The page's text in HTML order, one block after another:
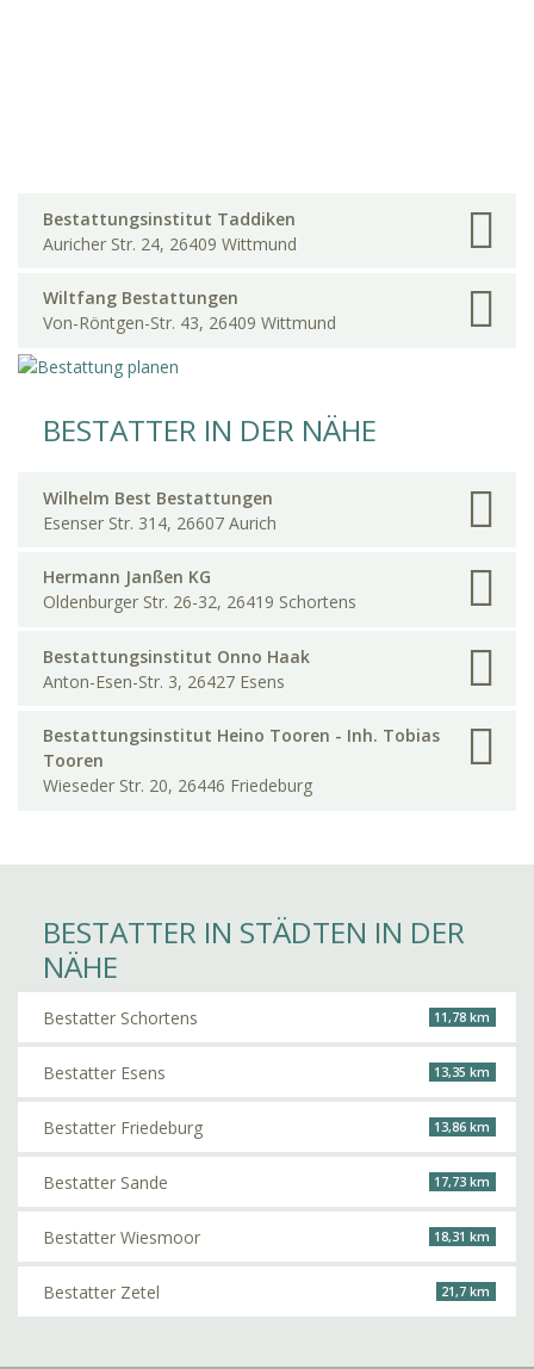
Bestattungsinstitut Taddiken
Auricher Str. 24, 26409 Wittmund
Wiltfang Bestattungen
Von-Röntgen-Str. 43, 26409 Wittmund
BESTATTER IN DER NÄHE
Wilhelm Best Bestattungen
Esenser Str. 314, 26607 Aurich
Hermann Janßen KG
Oldenburger Str. 26-32, 26419 Schortens
Bestattungsinstitut Onno Haak
Anton-Esen-Str. 3, 26427 Esens
Bestattungsinstitut Heino Tooren - Inh. Tobias
Tooren
Wieseder Str. 20, 26446 Friedeburg
BESTATTER IN STÄDTEN IN DER
NÄHE
Bestatter Schortens 11,78 km
Bestatter Esens 13,35 km
Bestatter Friedeburg 13,86 km
Bestatter Sande 17,73 km
Bestatter Wiesmoor 18,31 km
Bestatter Zetel 21,7 km